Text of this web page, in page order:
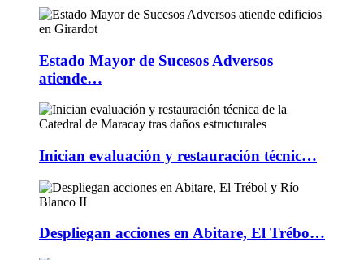
Estado Mayor de Sucesos Adversos
atiende…
Inician evaluación y restauración técnic…
Despliegan acciones en Abitare, El Trébo…